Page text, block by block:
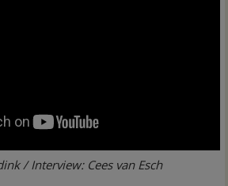
/Interview: Cees van Esch